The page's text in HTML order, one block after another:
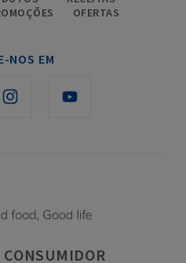
OFERTAS
NOS EM
CONSUMIDOR